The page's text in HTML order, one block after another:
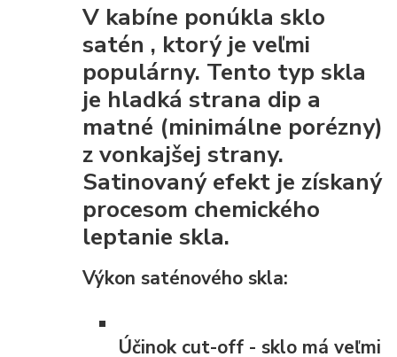
V kabíne ponúklasklo
satén , ktorý je veľmi
populárny. Tento typ skla
je hladká strana dip a
matné (minimálne porézny)
z vonkajšej strany.
Satinovaný efekt je získaný
procesom chemického
leptanie skla.
Výkon saténového skla:
Účinok cut-off - sklo má veľmi